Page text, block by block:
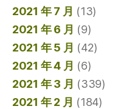
2021 年 7 月 (13)
2021 年 6 月 (9)
2021 年 5 月 (42)
2021 年 4 月 (6)
2021 年 3 月 (339)
2021 年 2 月 (184)